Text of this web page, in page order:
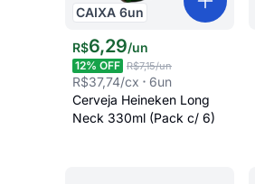
CAIXA 6un
R$6,29/un
12% OFF R$7,15/un
R$37,74/cx 6un
Cerveja Heineken Long
Neck 330ml (Pack c/ 6)